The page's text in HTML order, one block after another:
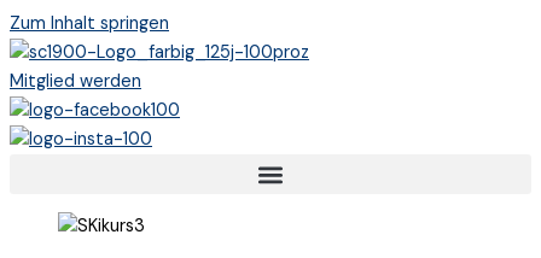
Zum Inhalt springen
Mitglied werden